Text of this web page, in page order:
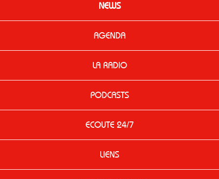
NEWS
AGENDA
LA RADIO
PODCASTS
ECOUTE 24/7
LIENS